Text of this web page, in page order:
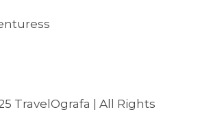
TravelOgrafa | All Rights